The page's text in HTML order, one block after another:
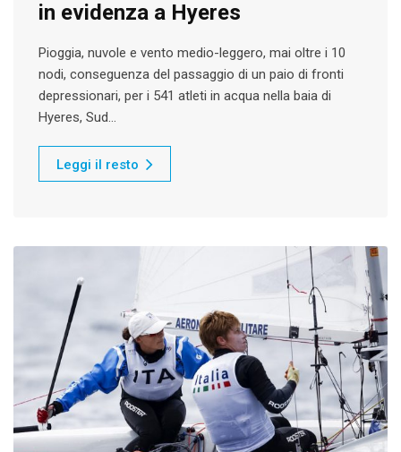
in evidenza a Hyeres
Pioggia, nuvole e vento medio-leggero, mai oltre i 10
nodi, conseguenza del passaggio di un paio di fronti
depressionari, per i 541 atleti in acqua nella baia di
Hyeres, Sud…
Leggi il resto